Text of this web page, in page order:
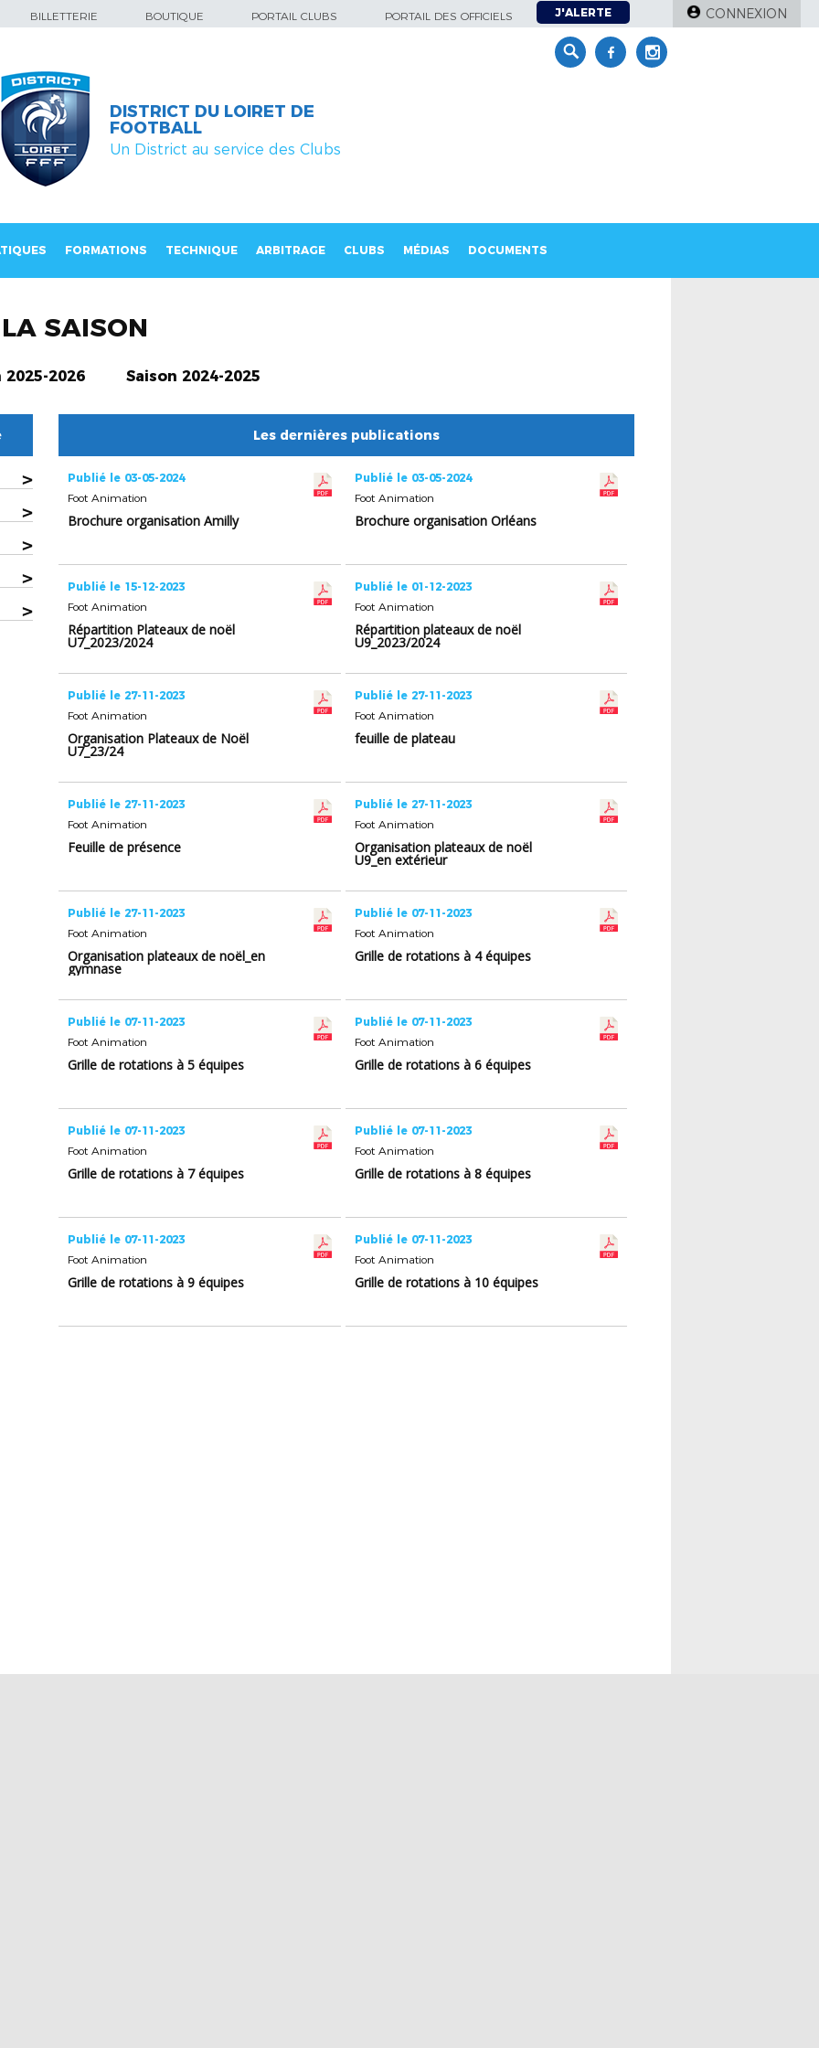
BILLETTERIE BOUTIQUE PORTAIL CLUBS PORTAIL DES OFFICIELS J'ALERTE CONNEXION
DISTRICT DU LOIRET DE
FOOTBALL
Un District au service des Clubs
FORMATIONS TECHNIQUE ARBITRAGE CLUBS MÉDIAS DOCUMENTS
SAISON
2025-2026 Saison 2024-2025
>
>
>
>
>
Les dernières publications
Publié le 03-05-2024
Foot Animation
Brochure organisation Amilly
Publié le 03-05-2024
Foot Animation
Brochure organisation Orléans
Publié le 15-12-2023
Foot Animation
Répartition Plateaux de noël
U7_2023/2024
Publié le 01-12-2023
Foot Animation
Répartition plateaux de noël
U9_2023/2024
Publié le 27-11-2023
Foot Animation
Organisation Plateaux de Noël
U7_23/24
Publié le 27-11-2023
Foot Animation
feuille de plateau
Publié le 27-11-2023
Foot Animation
Feuille de présence
Publié le 27-11-2023
Foot Animation
Organisation plateaux de noël
U9_en extérieur
Publié le 27-11-2023
Foot Animation
Organisation plateaux de noël_en
gymnase
Publié le 07-11-2023
Foot Animation
Grille de rotations à 4 équipes
Publié le 07-11-2023
Foot Animation
Grille de rotations à 5 équipes
Publié le 07-11-2023
Foot Animation
Grille de rotations à 6 équipes
Publié le 07-11-2023
Foot Animation
Grille de rotations à 7 équipes
Publié le 07-11-2023
Foot Animation
Grille de rotations à 8 équipes
Publié le 07-11-2023
Foot Animation
Grille de rotations à 9 équipes
Publié le 07-11-2023
Foot Animation
Grille de rotations à 10 équipes